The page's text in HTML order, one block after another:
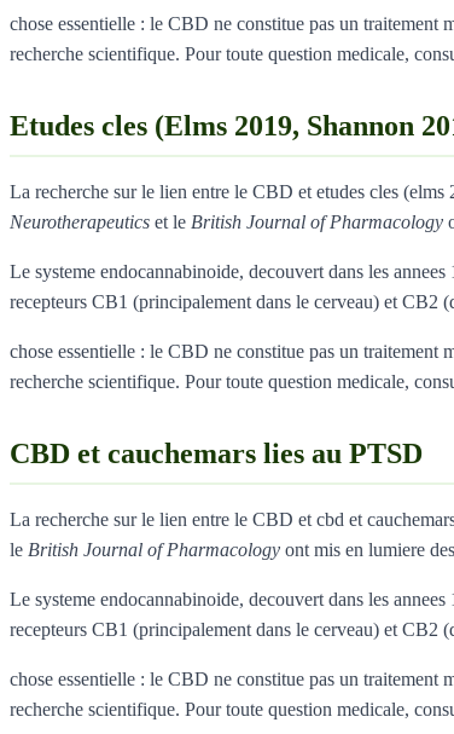
chose essentielle : le CBD ne constitue pas un traitement
recherche scientifique. Pour toute question medicale,
Etudes cles (Elms 2019, Shannon
La recherche sur le lien entre le CBD et etudes cles
Neurotherapeutics et le British Journal of Pharmacology
Le systeme endocannabinoide, decouvert dans les
recepteurs CB1 (principalement dans le cerveau) et CB2
chose essentielle : le CBD ne constitue pas un traitement
recherche scientifique. Pour toute question medicale,
CBD et cauchemars lies au PTSD
La recherche sur le lien entre le CBD et cbd et
le British Journal of Pharmacology ont mis en lumiere
Le systeme endocannabinoide, decouvert dans les
recepteurs CB1 (principalement dans le cerveau) et CB2
chose essentielle : le CBD ne constitue pas un traitement
recherche scientifique. Pour toute question medicale,